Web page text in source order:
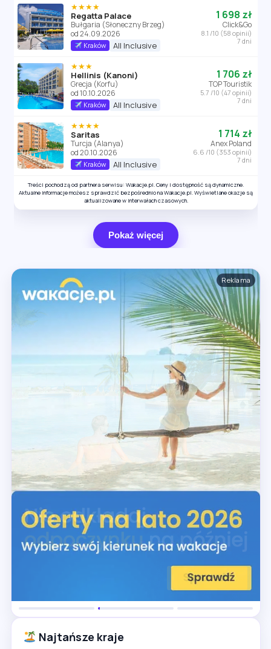
★★★★
Regatta Palace
Bułgaria (Słoneczny Brzeg)
od 24.09.2026
Kraków All Inclusive
1 698 zł
Click&Go
8.1 /10 (58 opinii)
7 dni
★★★
Hellinis (Kanoni)
Grecja (Korfu)
od 10.10.2026
Kraków All Inclusive
1 706 zł
TOP Touristik
5.7 /10 (47 opinii)
7 dni
★★★★
Saritas
Turcja (Alanya)
od 20.10.2026
Kraków All Inclusive
1 714 zł
Anex Poland
6.6 /10 (353 opinii)
7 dni
Treści pochodzą od partnera serwisu: Wakacje.pl. Ceny i dostępność są dynamiczne.
Aktualne informacje możesz sprawdzić bezpośrednio na Wakacje.pl. Wyświetlane okazje są
aktualizowane w interwałach czasowych.
Pokaż więcej
Reklama
Najtańsze kraje